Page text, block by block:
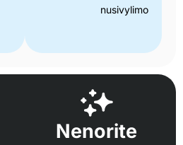
nusivylimo
Nenorite